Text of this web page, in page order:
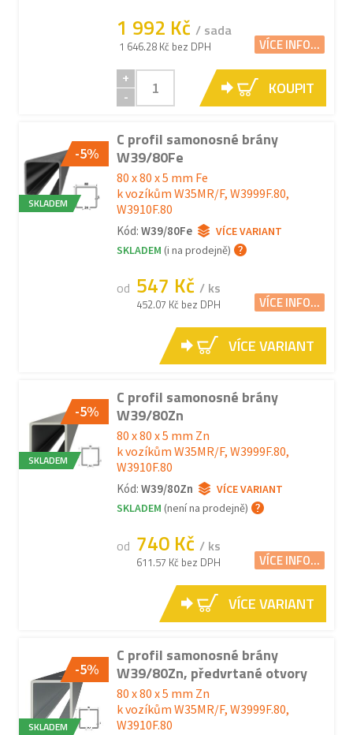
1 992 Kč / sada
1 646.28 Kč bez DPH VÍCE INFO...
+
-
KOUPIT
-5%
SKLADEM
C profil samonosné brány
W39/80Fe
80 x 80 x 5 mm Fe
k vozíkům W35MR/F, W3999F.80,
W3910F.80
Kód: W39/80Fe
VÍCE VARIANT
SKLADEM (i na prodejně)
od 547 Kč / ks
452.07 Kč bez DPH VÍCE INFO...
VÍCE VARIANT
-5%
SKLADEM
C profil samonosné brány
W39/80Zn
80 x 80 x 5 mm Zn
k vozíkům W35MR/F, W3999F.80,
W3910F.80
Kód: W39/80Zn
VÍCE VARIANT
SKLADEM (není na prodejně)
od 740 Kč / ks
611.57 Kč bez DPH VÍCE INFO...
VÍCE VARIANT
-5%
SKLADEM
C profil samonosné brány
W39/80Zn, předvrtané otvory
80 x 80 x 5 mm Zn
k vozíkům W35MR/F, W3999F.80,
W3910F.80